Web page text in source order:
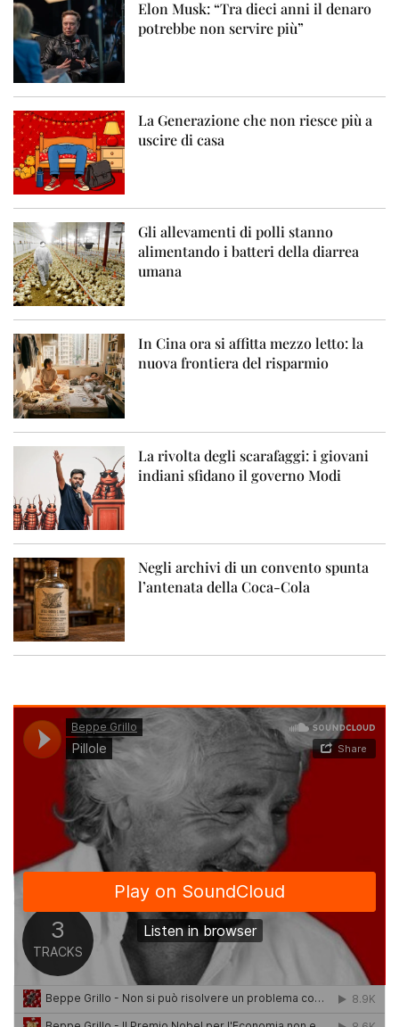
Elon Musk: “Tra dieci anni il denaro
potrebbe non servire più”
La Generazione che non riesce più a
uscire di casa
Gli allevamenti di polli stanno
alimentando i batteri della diarrea
umana
In Cina ora si affitta mezzo letto: la
nuova frontiera del risparmio
La rivolta degli scarafaggi: i giovani
indiani sfidano il governo Modi
Negli archivi di un convento spunta
l’antenata della Coca-Cola